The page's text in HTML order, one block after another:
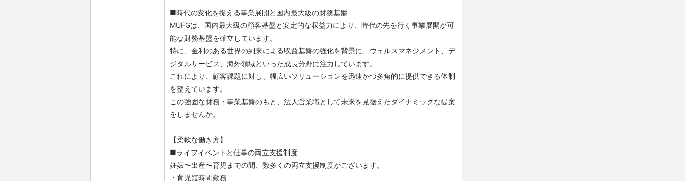
■時代の変化を捉える事業展開と国内最大級の財務基盤
MUFGは、国内最大級の顧客基盤と安定的な収益力により、時代の先を行く事業展開が可
能な財務基盤を確立しています。
特に、金利のある世界の到来による収益基盤の強化を背景に、ウェルスマネジメント、デ
ジタルサービス、海外領域といった成長分野に注力しています。
これにより、顧客課題に対し、幅広いソリューションを迅速かつ多角的に提供できる体制
を整えています。
この強固な財務・事業基盤のもと、法人営業職として未来を見据えたダイナミックな提案
をしませんか。
【柔軟な働き方】
■ライフイベントと仕事の両立支援制度
妊娠〜出産〜育児までの間、数多くの両立支援制度がございます。
・育児短時間勤務